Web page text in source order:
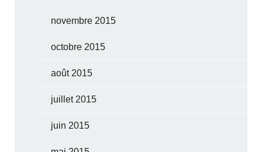
novembre 2015
octobre 2015
août 2015
juillet 2015
juin 2015